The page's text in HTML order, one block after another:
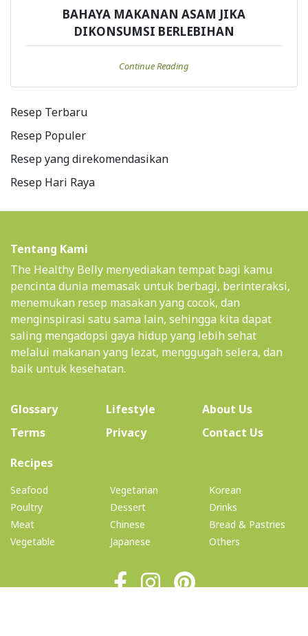
BAHAYA MAKANAN ASAM JIKA
DIKONSUMSI BERLEBIHAN
Continue Reading
Resep Terbaru
Resep Populer
Resep yang direkomendasikan
Resep Hari Raya
Tentang Kami
The Healthy Belly menyediakan tempat bagi kamu
pencinta dunia memasak untuk berbagi, berinteraksi,
menemukan resep masakan yang cocok, dan
menginspirasi satu sama lain, sehingga kita dapat
saling mengadopsi gaya hidup yang lebih sehat
melalui makanan yang lezat, menggugah selera, dan
baik untuk kesehatan.
Glossary Lifestyle About Us(current)
Terms
Privacy
Contact Us
Recipes(current)
Seafood
Poultry
Meat
Vegetable
Vegetarian
Dessert
Chinese
Japanese
Korean
Drinks
Bread & Pastries
Others